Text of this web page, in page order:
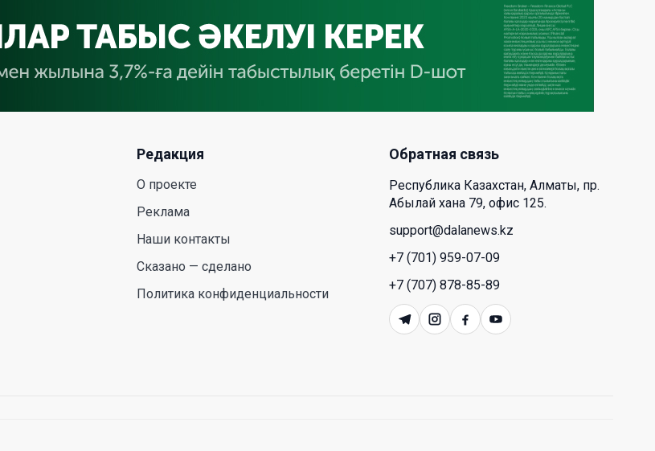
28 Июл. 2026 10:39
Новые ориентиры
экономического партнерства:
26 Июл. 2026 12:11
Межпартийные теледебаты
выйдут в эфире республиканских
телеканалов
23 Июл. 2026 21:15
Казахстан сохраняет лидерство
в Центральной Азии по
Редакция
О проекте
Реклама
Наши контакты
Сказано — сделано
Политика конфиденциальности
Обратная связь
Республика Казахстан, Алматы, пр.
Абылай хана 79, офис 125.
support@dalanews.kz
+7 (701) 959-07-09
+7 (707) 878-85-89